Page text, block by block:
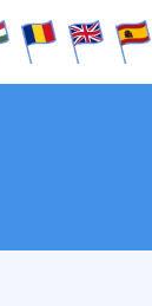
English Español
Rumänisch